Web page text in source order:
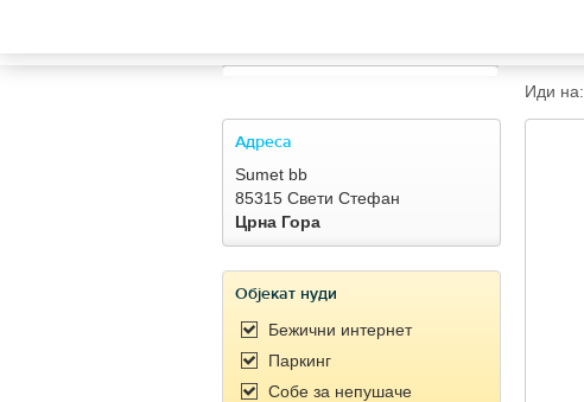
Иди на:
Адреса
Sumet bb
85315 Свети Стефан
Црна Гора
Објекат нуди
Бежични интернет
Паркинг
Собe за непушаче
Property management system